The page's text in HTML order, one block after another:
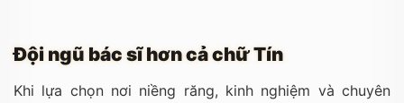
Đội ngũ bác sĩ hơn cả chữ Tín
Khi lựa chọn nơi niềng răng, kinh nghiệm và chuyên